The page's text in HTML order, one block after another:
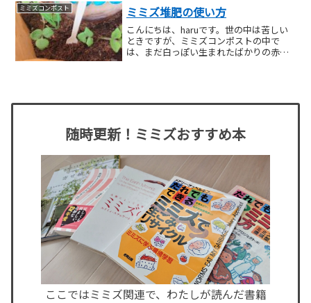
で、気軽に出られなくな...
ミミズコンポスト ミミズ堆肥の使い方
こんにちは、haruです。世の中は苦しい
ときですが、ミミズコンポストの中で
は、まだ白っぽい生まれたばかりの赤ち
随時更新！ミミズおすすめ本
ここではミミズ関連で、わたしが読んだ書籍